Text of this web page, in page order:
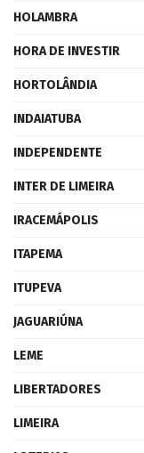
HOLAMBRA
HORA DE INVESTIR
HORTOLÂNDIA
INDAIATUBA
INDEPENDENTE
INTER DE LIMEIRA
IRACEMÁPOLIS
ITAPEMA
ITUPEVA
JAGUARIÚNA
LEME
LIBERTADORES
LIMEIRA